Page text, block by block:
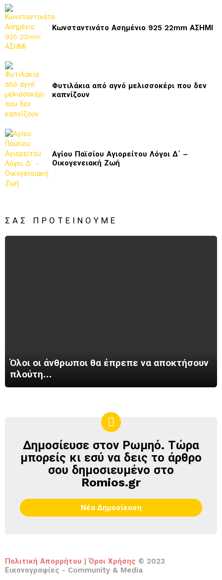
Κωνσταντινάτο Ασημένιο 925 22mm ΑΣΗΜΙ
Φυτιλάκια από αγνό μελισσοκέρι που δεν
καπνίζουν
Αγίου Παϊσίου Αγιορείτου Λόγοι Δ΄ –
Οικογενειακή Ζωή
ΣΑΣ ΠΡΟΤΕΊΝΟΥΜΕ
Όλοι οι άνθρωποι θα έπρεπε να αποκτήσουν
πλούτη…
ΔΗΜΟΣΊΕΥΣΕ
ΣΤΟΝ
ΡΩΜΗΌ
Δημοσίευσε στον Ρωμηό. Τώρα
μπορείς κι εσύ να δεις το άρθρο
σου δημοσιευμένο στο
Romios.gr
Νέα Δημοσίευση
Πολιτική Απορρήτου Όροι Χρήσης © 2023
Εικονογραφίες - Community & Media